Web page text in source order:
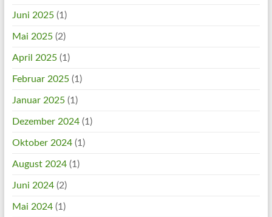
Juni 2025(1)
Mai 2025(2)
April 2025(1)
Februar 2025(1)
Januar 2025(1)
Dezember 2024(1)
Oktober 2024(1)
August 2024(1)
Juni 2024(2)
Mai 2024(1)